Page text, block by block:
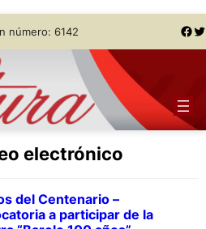
número: 6142 Facebook Twitter
electrónico
del Centenario –
a participar de la